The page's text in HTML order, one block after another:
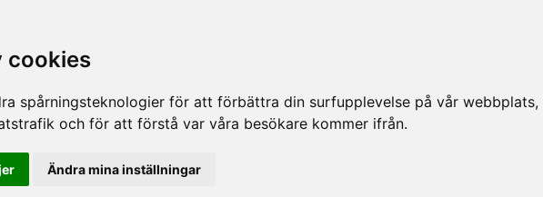
cookies
spårningsteknologier för att förbättra din surfupplevelse på vår
och för att förstå var våra besökare kommer ifrån.
Ändra mina inställningar